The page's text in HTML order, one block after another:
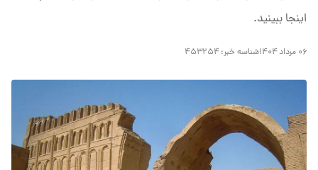
اینجا ببینید.
۰۶ مرداد ۱۴۰۴ شناسه خبر:۴۵۳۲۵۴